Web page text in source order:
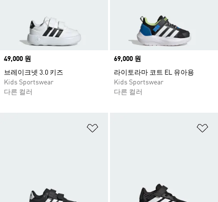
Price
49,000 원
브레이크넷 3.0 키즈
Kids Sportswear
다른 컬러
Price
69,000 원
라이토라마 코트 EL 유아용
Kids Sportswear
다른 컬러